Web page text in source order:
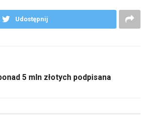
Udostępnij
5 mln złotych podpisana